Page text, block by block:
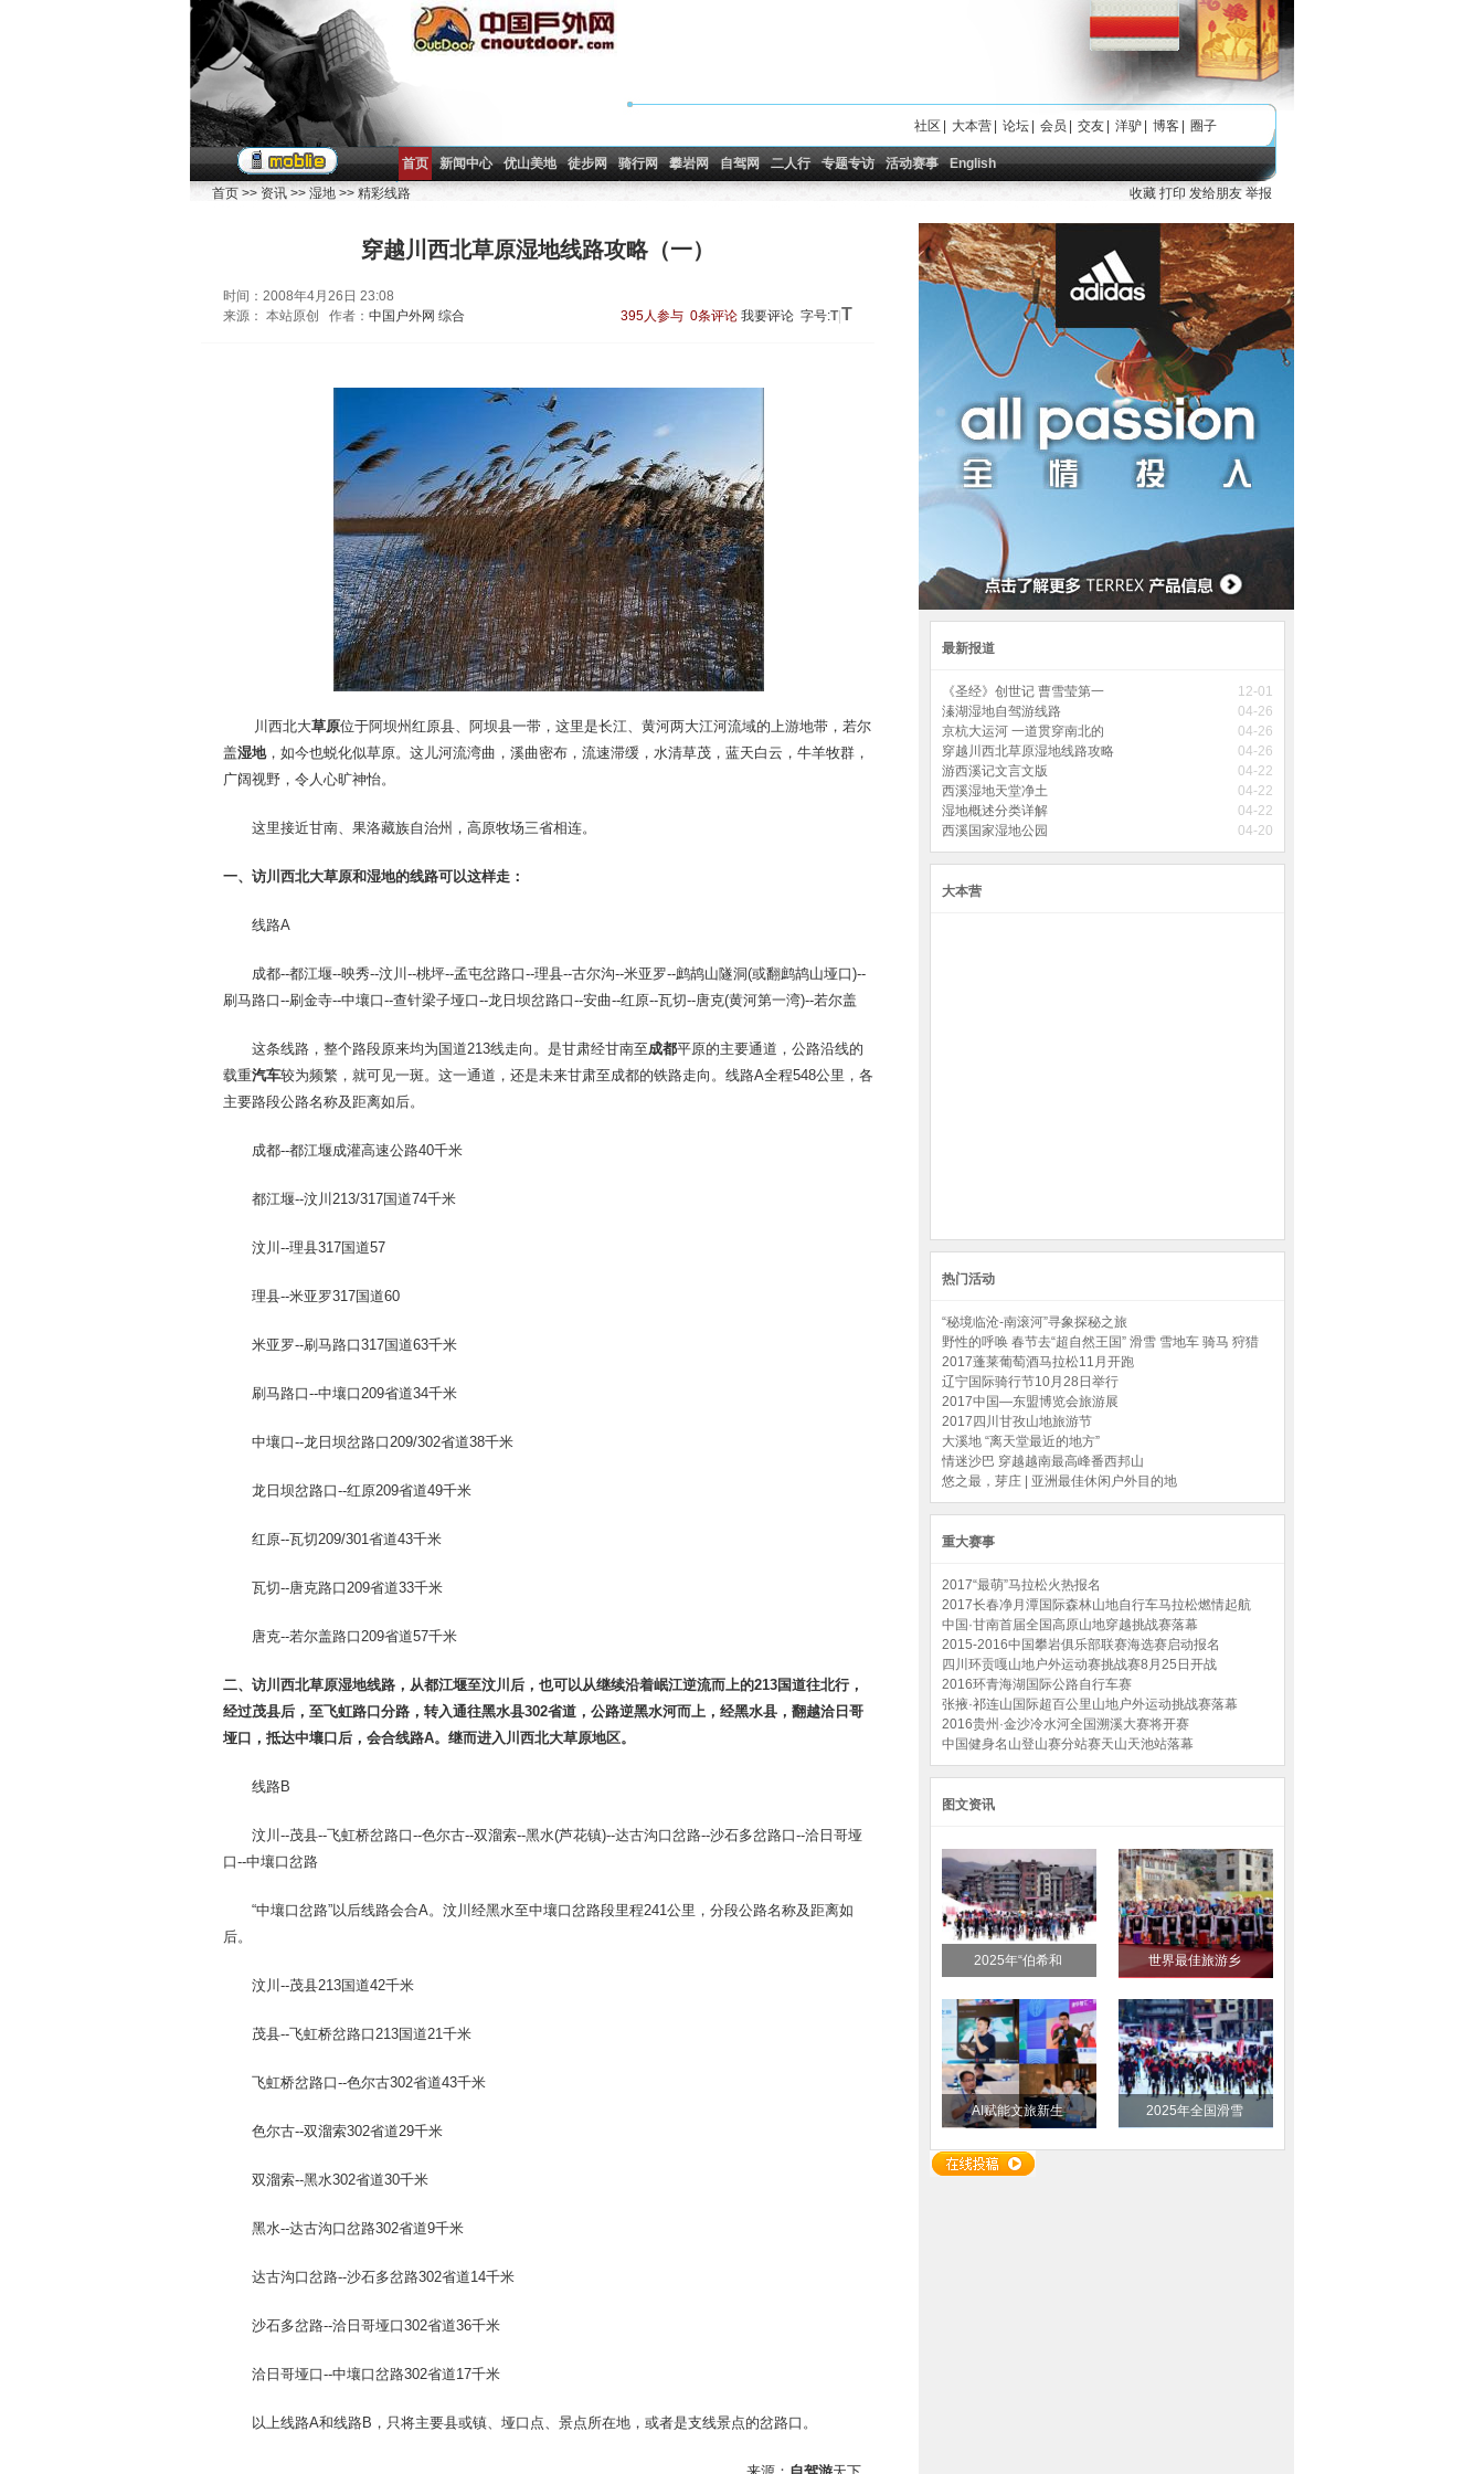
社区 大本营 论坛 会员 交友 洋驴 博客 圈子
首页 新闻中心 优山美地 徒步网 骑行网 攀岩网 自驾网 二人行 专题专访 活动赛事
English
首页 >> 资讯 >> 湿地 >> 精彩线路 收藏 打印 发给朋友 举报
穿越川西北草原湿地线路攻略（一）
时间：2008年4月26日 23:08
来源： 本站原创 作者： 中国户外网 综合 395人参与 0条评论 我要评论 字号:T|T
川西北大草原位于阿坝州红原县、阿坝县一带，这里是长江、黄河两大江河流域的上游地带，若尔
盖湿地，如今也蜕化似草原。这儿河流湾曲，溪曲密布，流速滞缓，水清草茂，蓝天白云，牛羊牧群，
广阔视野，令人心旷神怡。
这里接近甘南、果洛藏族自治州，高原牧场三省相连。
一、访川西北大草原和湿地的线路可以这样走：
线路A
成都--都江堰--映秀--汶川--桃坪--孟屯岔路口--理县--古尔沟--米亚罗--鹧鸪山隧洞(或翻鹧鸪山垭口)--
刷马路口--刷金寺--中壤口--查针梁子垭口--龙日坝岔路口--安曲--红原--瓦切--唐克(黄河第一湾)--若尔盖
这条线路，整个路段原来均为国道213线走向。是甘肃经甘南至成都平原的主要通道，公路沿线的
载重汽车较为频繁，就可见一斑。这一通道，还是未来甘肃至成都的铁路走向。线路A全程548公里，各
主要路段公路名称及距离如后。
成都--都江堰成灌高速公路40千米
都江堰--汶川213/317国道74千米
汶川--理县317国道57
理县--米亚罗317国道60
米亚罗--刷马路口317国道63千米
刷马路口--中壤口209省道34千米
中壤口--龙日坝岔路口209/302省道38千米
龙日坝岔路口--红原209省道49千米
红原--瓦切209/301省道43千米
瓦切--唐克路口209省道33千米
唐克--若尔盖路口209省道57千米
二、访川西北草原湿地线路，从都江堰至汶川 后，也可以从继续沿着岷江逆流而上的213国道往北行，
经过茂县后，至飞虹路口分路，转入通往黑水县302省道，公路逆黑水河而上，经黑水县，翻越洽日哥
垭口，抵达中壤口后，会合线路A。继而进入川西北大草原地区。
线路B
汶川--茂县--飞虹桥岔路口--色尔古--双溜索--黑水(芦花镇)--达古沟口岔路--沙石多岔路口--洽日哥垭
口--中壤口岔路
“中壤口岔路”以后线路会合A。汶川经黑水至中壤口岔路段里程241公里，分段公路名称及距离如
后。
汶川--茂县213国道42千米
茂县--飞虹桥岔路口213国道21千米
飞虹桥岔路口--色尔古302省道43千米
色尔古--双溜索302省道29千米
双溜索--黑水302省道30千米
黑水--达古沟口岔路302省道9千米
达古沟口岔路--沙石多岔路302省道14千米
沙石多岔路--洽日哥垭口302省道36千米
洽日哥垭口--中壤口岔路302省道17千米
以上线路A和线路B，只将主要县或镇、垭口点、景点所在地，或者是支线景点的岔路口。
最新报道
12-01
《圣经》创世记 曹雪莹第一
04-26
溱湖湿地自驾游线路
04-26
京杭大运河 一道贯穿南北的
04-26
穿越川西北草原湿地线路攻略
04-22
游西溪记文言文版
04-22
西溪湿地天堂净土
04-22
湿地概述分类详解
04-20
西溪国家湿地公园
大本营
热门活动
“秘境临沧-南滚河”寻象探秘之旅
野性的呼唤 春节去“超自然王国” 滑雪 雪地车 骑马 狩猎
2017蓬莱葡萄酒马拉松11月开跑
辽宁国际骑行节10月28日举行
2017中国—东盟博览会旅游展
2017四川甘孜山地旅游节
大溪地 “离天堂最近的地方”
情迷沙巴 穿越越南最高峰番西邦山
悠之最，芽庄 | 亚洲最佳休闲户外目的地
重大赛事
2017“最萌”马拉松火热报名
2017长春净月潭国际森林山地自行车马拉松燃情起航
中国·甘南首届全国高原山地穿越挑战赛落幕
2015-2016中国攀岩俱乐部联赛海选赛启动报名
四川环贡嘎山地户外运动赛挑战赛8月25日开战
2016环青海湖国际公路自行车赛
张掖·祁连山国际超百公里山地户外运动挑战赛落幕
2016贵州·金沙冷水河全国溯溪大赛将开赛
中国健身名山登山赛分站赛天山天池站落幕
图文资讯
世界最佳旅游乡
2025年“伯希和
2025年全国滑雪
AI赋能文旅新生